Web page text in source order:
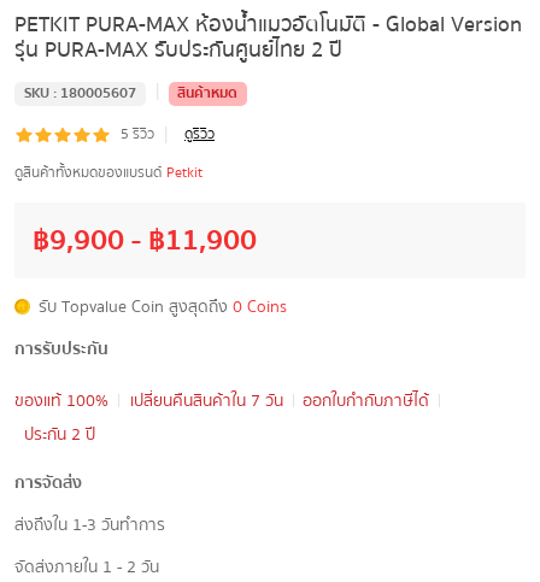
PETKIT PURA-MAX ห้องน้ำแมวอัตโนมัติ - Global Version
รุ่น PURA-MAX รับประกันศูนย์ไทย 2 ปี
SKU : 180005607 |
สินค้าหมด
5 รีวิว |
ดูรีวิว
ดูสินค้าทั้งหมดของแบรนด์ Petkit
฿9,900- ฿11,900
รับ Topvalue Coin สูงสุดถึง 0 Coins
การรับประกัน
ของแท้ 100%
เปลี่ยนคืนสินค้าใน 7 วัน
ออกใบกำกับภาษีได้
ประกัน 2 ปี
การจัดส่ง
ส่งถึงใน 1-3 วันทำการ
จัดส่งภายใน 1 - 2 วัน